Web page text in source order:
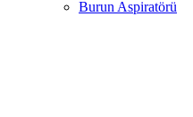
Burun Aspiratörü